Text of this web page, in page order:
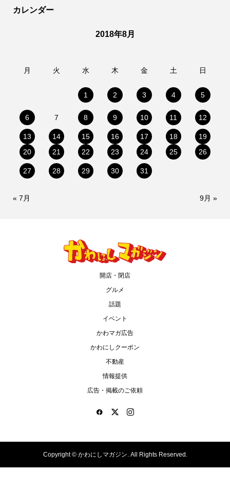
カレンダー
2018年8月
月 火 水 木 金 土 日
1 2 3 4 5
6 7 8 9 10 11 12
13 14 15 16 17 18
19
20
21 22 23 24 25 26
27 28 29 30 31
« 7月 9月 »
開店・閉店
グルメ
話題
イベント
かわマガ広告
かわにしクーポン
不動産
情報提供
広告・掲載のご依頼
Copyright ©かわにしマガジン. All Rights Reserved.